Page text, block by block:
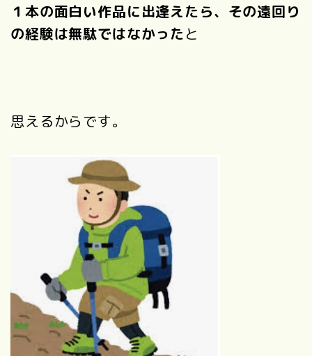
１本の面白い作品に出逢えたら、その遠回り
の経験は無駄ではなかったと
思えるからです。